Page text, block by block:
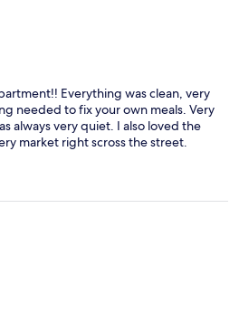
Everything was clean, very
needed to fix your own meals. Very
always very quiet. I also loved the
market right scross the street.